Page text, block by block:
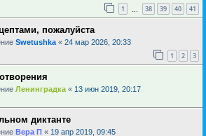
1 38 39 40 41
пожалуйста
Swetushka « 24 мар 2026, 20:33
1 2 3
Ленинградка « 13 июн 2019, 20:17
диктанте
Вера П « 19 апр 2019, 09:45